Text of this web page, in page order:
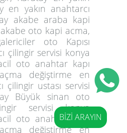
BİZİ ARAYIN
en yakın anahtarcı
akabe araba kapi
oto kapi acma,
oto Kapısı
çilingir servisi konya
oto anahtar kapı
değiştirme en
çilingir ustası servisi
Büyük sinan oto
servisi konya
oto anahtar kapı
değiştirme en